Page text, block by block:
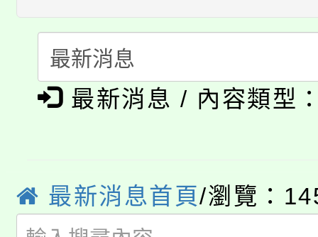
《TA101》溝通分析基
程，歡迎學生輔導中心
轉知苗栗縣政府辦理
縣市「校園短影音徵選
115年食農教育專業人
程
學期銜接期間理賠案件
版
公告本校115學年度第
代理(課)教師甄選結果(
「2026金融保險知識
最新消息 / 內容類型
最新消息首頁/瀏覽：